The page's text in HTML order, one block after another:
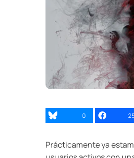
0
Prácticamente ya